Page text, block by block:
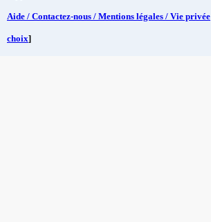
Aide / Contactez-nous / Mentions légales / Vie privée
choix]